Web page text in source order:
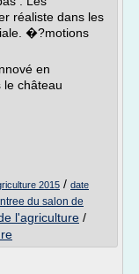
réaliste dans les
�?motions
en
le château
2015 / date
du salon de
l'agriculture /